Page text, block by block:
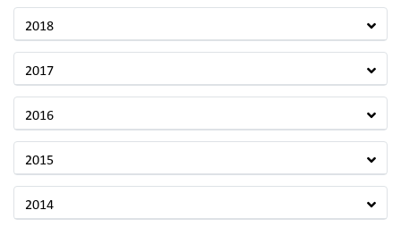
2018
2017
2016
2015
2014